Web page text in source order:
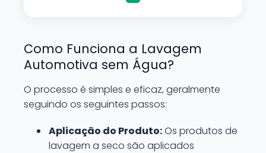
Como Funciona a Lavagem
Automotiva sem Água?
O processo é simples e eficaz, geralmente
seguindo os seguintes passos:
Aplicação do Produto:Os produtos de
lavagem a seco são aplicados